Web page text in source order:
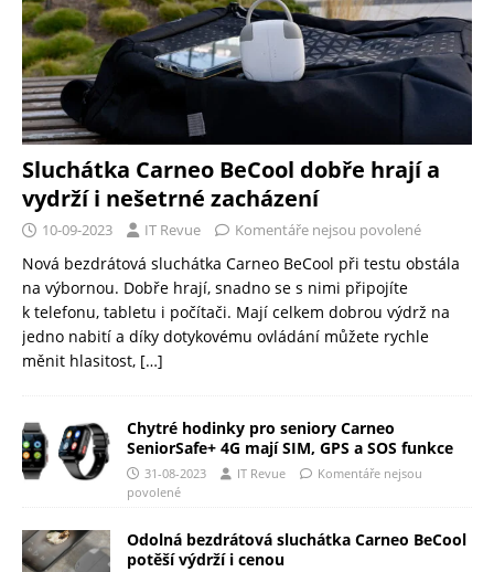
Sluchátka Carneo BeCool dobře hrají a
vydrží i nešetrné zacházení
10-09-2023 IT Revue Komentáře nejsou povolené
Nová bezdrátová sluchátka Carneo BeCool při testu obstála
na výbornou. Dobře hrají, snadno se s nimi připojíte
k telefonu, tabletu i počítači. Mají celkem dobrou výdrž na
jedno nabití a díky dotykovému ovládání můžete rychle
měnit hlasitost, […]
Chytré hodinky pro seniory Carneo
SeniorSafe+ 4G mají SIM, GPS a SOS funkce
31-08-2023 IT Revue
Komentáře nejsou
povolené
Odolná bezdrátová sluchátka Carneo BeCool
potěší výdrží i cenou